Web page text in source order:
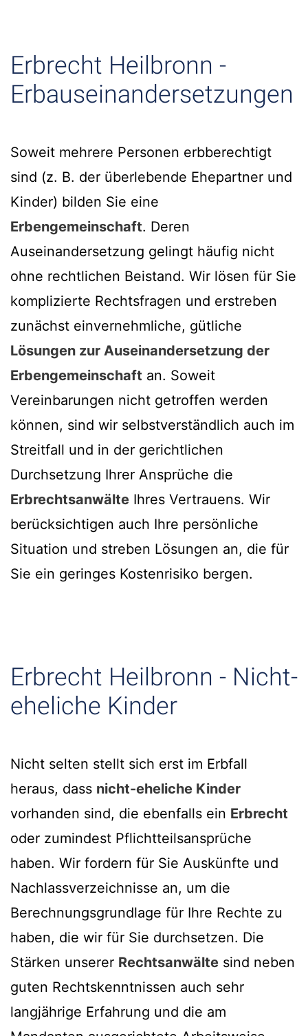
Erbrecht Heilbronn -
Erbauseinandersetzungen
Soweit mehrere Personen erbberechtigt
sind (z. B. der überlebende Ehepartner und
Kinder) bilden Sie eine
Erbengemeinschaft. Deren
Auseinandersetzung gelingt häufig nicht
ohne rechtlichen Beistand. Wir lösen für Sie
komplizierte Rechtsfragen und erstreben
zunächst einvernehmliche, gütliche
Lösungen zur Auseinandersetzung der
Erbengemeinschaft an. Soweit
Vereinbarungen nicht getroffen werden
können, sind wir selbstverständlich auch im
Streitfall und in der gerichtlichen
Durchsetzung Ihrer Ansprüche die
Erbrechtsanwälte Ihres Vertrauens. Wir
berücksichtigen auch Ihre persönliche
Situation und streben Lösungen an, die für
Sie ein geringes Kostenrisiko bergen.
Erbrecht Heilbronn - Nicht-
eheliche Kinder
Nicht selten stellt sich erst im Erbfall
heraus, dass nicht-eheliche Kinder
vorhanden sind, die ebenfalls ein Erbrecht
oder zumindest Pflichtteilsansprüche
haben. Wir fordern für Sie Auskünfte und
Nachlassverzeichnisse an, um die
Berechnungsgrundlage für Ihre Rechte zu
haben, die wir für Sie durchsetzen. Die
Stärken unserer Rechtsanwälte sind neben
guten Rechtskenntnissen auch sehr
langjährige Erfahrung und die am